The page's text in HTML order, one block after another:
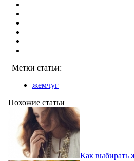
Метки статьи:
жемчуг
Похожие статьи
Как выбирать